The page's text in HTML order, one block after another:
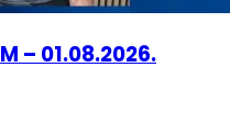
– 01.08.2026.